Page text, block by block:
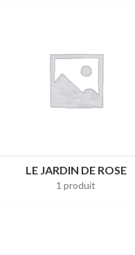
LE JARDIN DE ROSE
1 produit